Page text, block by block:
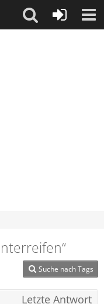
Suche nach Tags
Letzte Antwort